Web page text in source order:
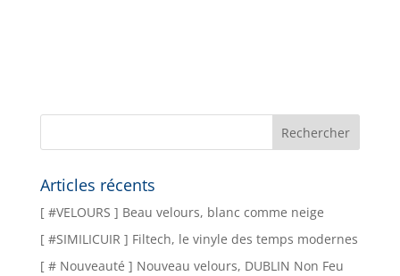
Articles récents
[ #VELOURS ] Beau velours, blanc comme neige
[ #SIMILICUIR ] Filtech, le vinyle des temps modernes
[ # Nouveauté ] Nouveau velours, DUBLIN Non Feu